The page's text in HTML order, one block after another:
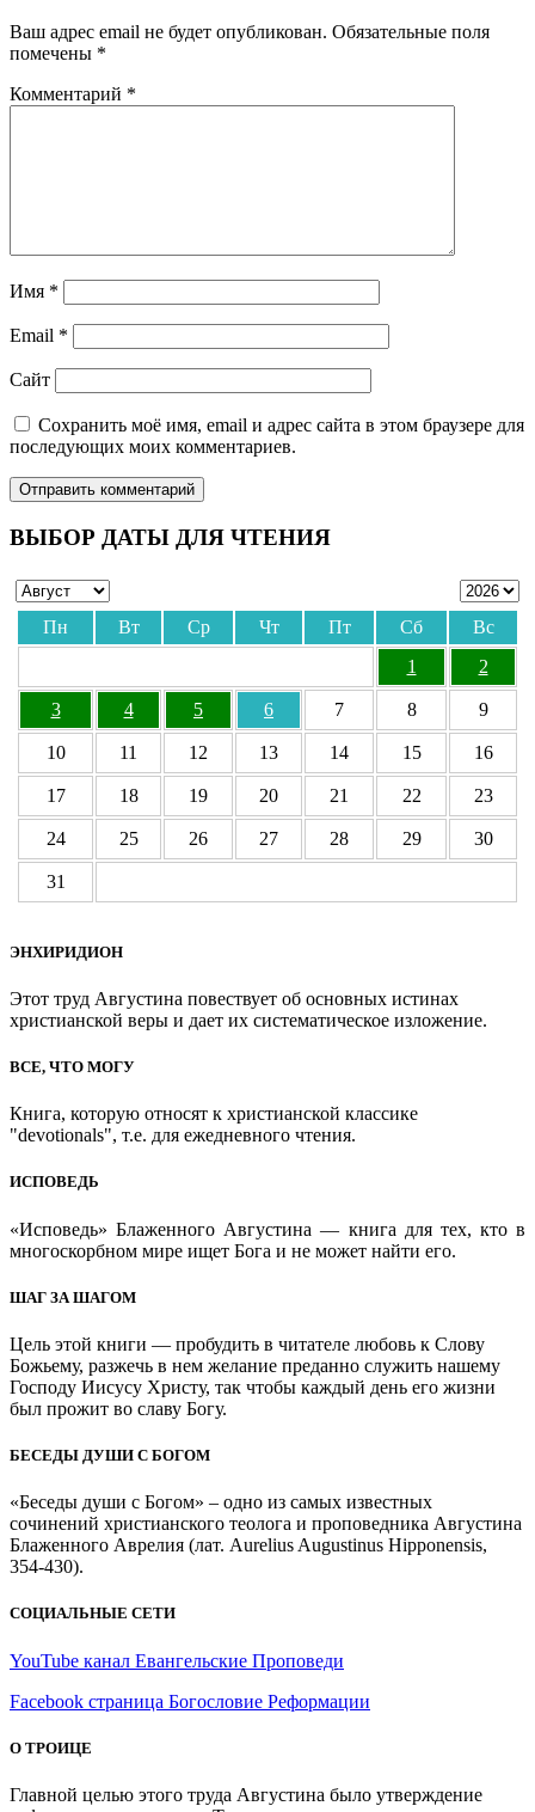
Ваш адрес email не будет опубликован. Обязательные поля
помечены *
Комментарий *
Имя *
Email *
Сайт
Сохранить моё имя, email и адрес сайта в этом браузере для
последующих моих комментариев.
ВЫБОР ДАТЫ ДЛЯ ЧТЕНИЯ
Пн Вт Ср Чт Пт Сб
Вс
1
2
3 4 5 6 7 8 9
10 11 12 13 14 15 16
17 18 19 20 21 22 23
24 25 26 27 28 29 30
31
ЭНХИРИДИОН
Этот труд Августина повествует об основных истинах
христианской веры и дает их систематическое изложение.
ВСЕ, ЧТО МОГУ
Книга, которую относят к христианской классике
"devotionals", т.е. для ежедневного чтения.
ИСПОВЕДЬ
«Исповедь» Блаженного Августина — книга для тех, кто в
многоскорбном мире ищет Бога и не может найти его.
ШАГ ЗА ШАГОМ
Цель этой книги — пробудить в читателе любовь к Слову
Божьему, разжечь в нем желание преданно служить нашему
Господу Иисусу Христу, так чтобы каждый день его жизни
был прожит во славу Богу.
БЕСЕДЫ ДУШИ С БОГОМ
«Беседы души с Богом» – одно из самых известных
сочинений христианского теолога и проповедника Августина
Блаженного Аврелия (лат. Aurelius Augustinus Hipponensis,
354-430).
СОЦИАЛЬНЫЕ СЕТИ
YouTube канал Евангельские Проповеди
Facebook страница Богословие Реформации
О ТРОИЦЕ
Главной целью этого труда Августина было утверждение